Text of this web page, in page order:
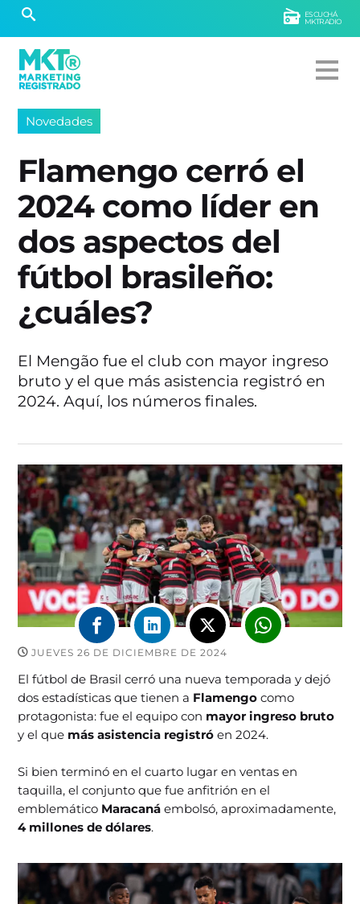
ESCUCHÁ
MKTRADIO
Novedades
Flamengo cerró el
2024 como líder en
dos aspectos del
fútbol brasileño:
¿cuáles?
El Mengão fue el club con mayor ingreso
bruto y el que más asistencia registró en
2024. Aquí, los números finales.
JUEVES 26 DE DICIEMBRE DE 2024
El fútbol de Brasil cerró una nueva temporada y dejó
dos estadísticas que tienen a Flamengocomo
protagonista: fue el equipo con mayor ingreso bruto
y el que más asistencia registró en 2024.
Si bien terminó en el cuarto lugar en ventas en
taquilla, el conjunto que fue anfitrión en el
emblemático Maracanáembolsó, aproximadamente,
4 millones de dólares.